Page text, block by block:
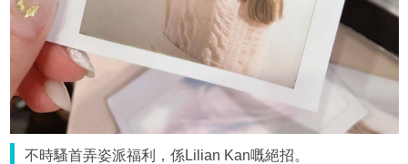
不時騷首弄姿派福利，係Lilian Kan嘅絕招。